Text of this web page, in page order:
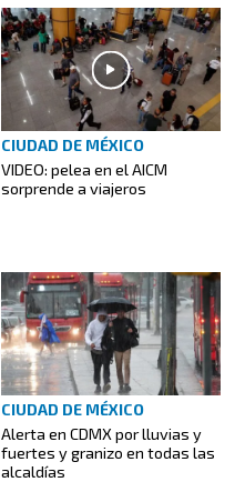
CIUDAD DE MÉXICO
VIDEO: pelea en el AICM
sorprende a viajeros
CIUDAD DE MÉXICO
Alerta en CDMX por lluvias y
fuertes y granizo en todas las
alcaldías